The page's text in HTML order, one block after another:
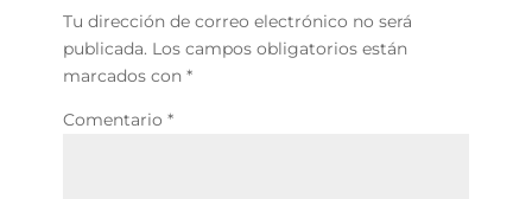
Tu dirección de correo electrónico no será
publicada. Los campos obligatorios están
marcados con *
Comentario *